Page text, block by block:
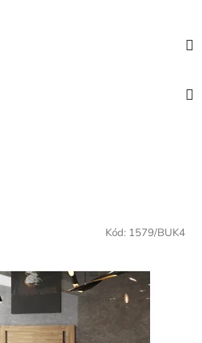
Kód: 1579/BUK4